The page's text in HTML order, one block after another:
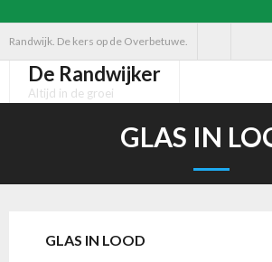
inhoud
Randwijk. De kers op de Overbetuwe.
De Randwijker
Altijd in de groei
GLAS IN
GLAS IN LOOD